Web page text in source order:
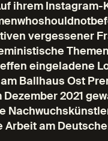
ihrem
vergessener
eingeladene
Ballhaus Ost
2021
am